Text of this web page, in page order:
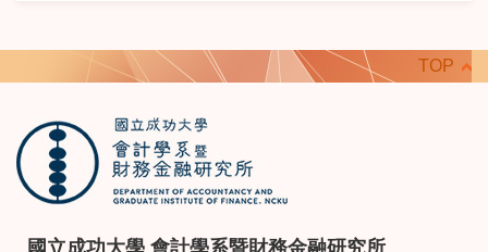
TOP
國立成功大學 會計學系暨財務金融研究所